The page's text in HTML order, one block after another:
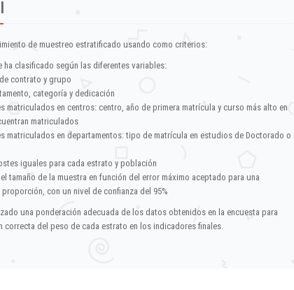
de muestreo estratificado usando como criterios:
ha clasificado según las diferentes variables:
contrato y grupo
categoría y dedicación
matriculados en centros: centro, año de primera matrícula y curso más alto en
matriculados
matriculados en departamentos: tipo de matrícula en estudios de Doctorado o
iguales para cada estrato y población
tamaño de la muestra en función del error máximo aceptado para una
con un nivel de confianza del 95%
una ponderación adecuada de los datos obtenidos en la encuesta para
correcta del peso de cada estrato en los indicadores finales.